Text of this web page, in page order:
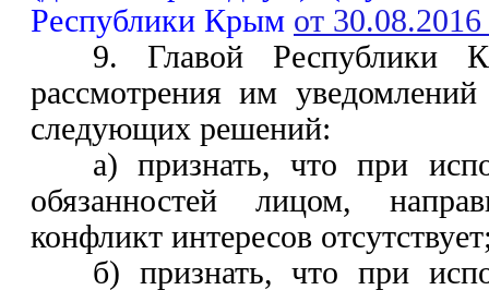
Республики Крым от
9. Главой Республики
рассмотрения им
следующих решений:
а) признать, что при
обязанностей лицом,
конфликт интересов
б) признать, что при